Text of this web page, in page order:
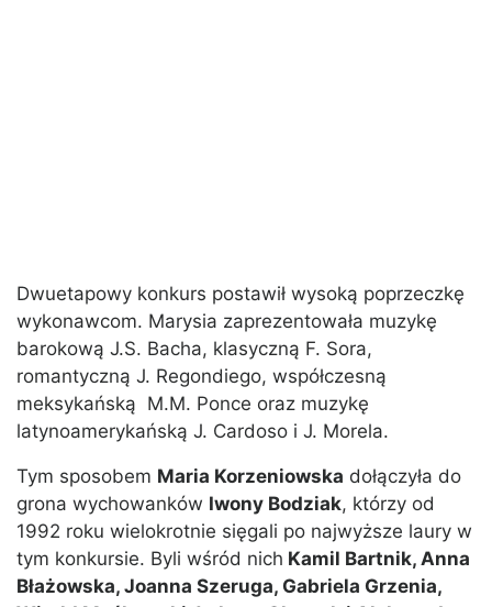
Dwuetapowy konkurs postawił wysoką poprzeczkę
wykonawcom. Marysia zaprezentowała muzykę
barokową J.S. Bacha, klasyczną F. Sora,
romantyczną J. Regondiego, współczesną
meksykańską M.M. Ponce oraz muzykę
latynoamerykańską J. Cardoso i J. Morela.
Tym sposobem Maria Korzeniowska dołączyła do
grona wychowanków Iwony Bodziak, którzy od
1992 roku wielokrotnie sięgali po najwyższe laury w
tym konkursie. Byli wśród nich Kamil Bartnik, Anna
Błażowska, Joanna Szeruga, Gabriela Grzenia,